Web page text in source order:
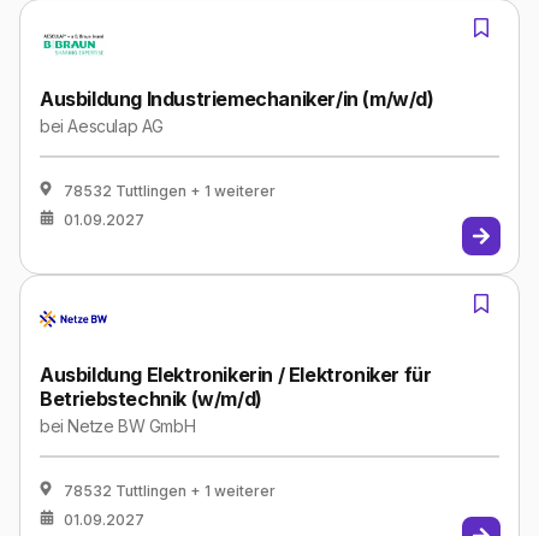
Ausbildung Industriemechaniker/in (m/w/d)
beiAesculap AG
78532 Tuttlingen + 1 weiterer
01.09.2027
Ausbildung Elektronikerin / Elektroniker für
Betriebstechnik (w/m/d)
beiNetze BW GmbH
78532 Tuttlingen + 1 weiterer
01.09.2027